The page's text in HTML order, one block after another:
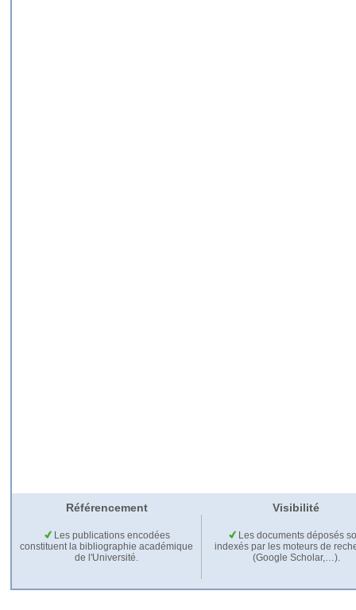
Référencement Visibilité
Les publications encodées
constituent la bibliographie académique
de l'Université.
Les documents déposés
indexés par les moteurs de
(Google Scholar,…).